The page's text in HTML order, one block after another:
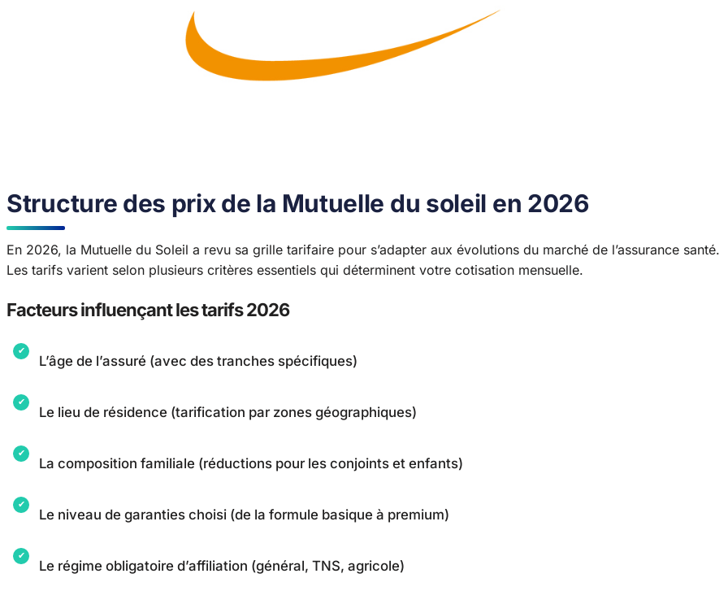
Structure des prix de la Mutuelle du soleil en 2026
En 2026, la Mutuelle du Soleil a revu sa grille tarifaire pour s’adapter aux évolutions du marché de l’assurance santé.
Les tarifs varient selon plusieurs critères essentiels qui déterminent votre cotisation mensuelle.
Facteurs influençant les tarifs 2026
L’âge de l’assuré (avec des tranches spécifiques)
Le lieu de résidence (tarification par zones géographiques)
La composition familiale (réductions pour les conjoints et enfants)
Le niveau de garanties choisi (de la formule basique à premium)
Le régime obligatoire d’affiliation (général, TNS, agricole)